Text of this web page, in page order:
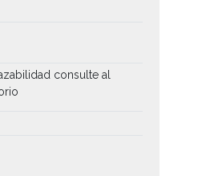
consulte al